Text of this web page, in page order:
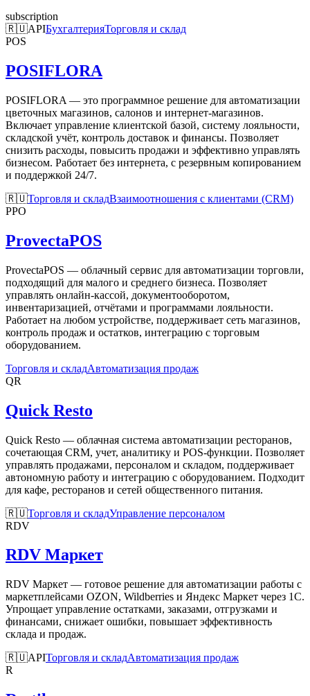
subscription
🇷🇺APIБухгалтерияТорговля и склад
POS
POSIFLORA
POSIFLORA — это программное решение для автоматизации
цветочных магазинов, салонов и интернет-магазинов.
Включает управление клиентской базой, систему лояльности,
складской учёт, контроль доставок и финансы. Позволяет
снизить расходы, повысить продажи и эффективно управлять
бизнесом. Работает без интернета, с резервным копированием
и поддержкой 24/7.
🇷🇺Торговля и складВзаимоотношения с клиентами (CRM)
PPO
ProvectaPOS
ProvectaPOS — облачный сервис для автоматизации торговли,
подходящий для малого и среднего бизнеса. Позволяет
управлять онлайн-кассой, документооборотом,
инвентаризацией, отчётами и программами лояльности.
Работает на любом устройстве, поддерживает сеть магазинов,
контроль продаж и остатков, интеграцию с торговым
оборудованием.
Торговля и складАвтоматизация продаж
QR
Quick Resto
Quick Resto — облачная система автоматизации ресторанов,
сочетающая CRM, учет, аналитику и POS-функции. Позволяет
управлять продажами, персоналом и складом, поддерживает
автономную работу и интеграцию с оборудованием. Подходит
для кафе, ресторанов и сетей общественного питания.
🇷🇺Торговля и складУправление персоналом
RDV
RDV Маркет
RDV Маркет — готовое решение для автоматизации работы с
маркетплейсами OZON, Wildberries и Яндекс Маркет через 1С.
Упрощает управление остатками, заказами, отгрузками и
финансами, снижает ошибки, повышает эффективность
склада и продаж.
🇷🇺APIТорговля и складАвтоматизация продаж
R